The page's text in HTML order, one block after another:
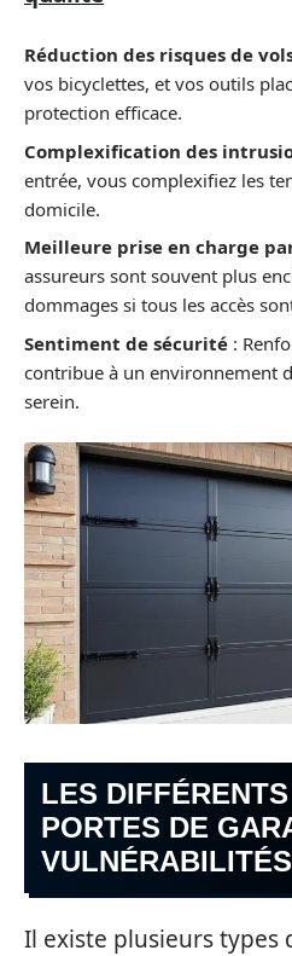
Réduction des risques de
vos bicyclettes, et vos outils
protection efficace.
Complexification des
entrée, vous complexifiez les
domicile.
Meilleure prise en charge
assureurs sont souvent plus
dommages si tous les accès
Sentiment de sécurité :
contribue à un environnement
serein.
LES
PORTES DE
VULNÉRABILITÉS
Il existe plusieurs types